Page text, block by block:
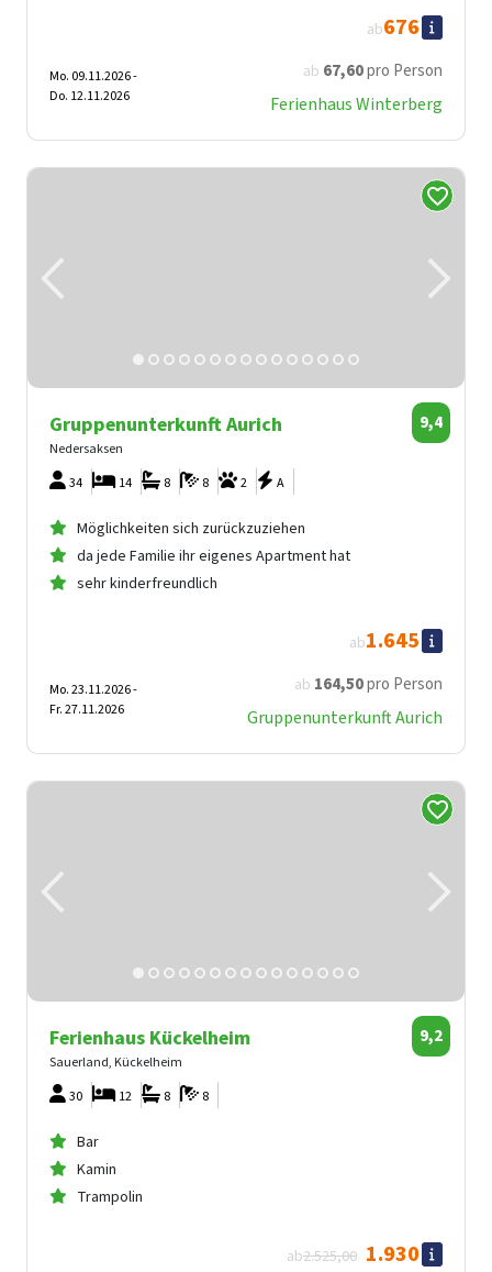
ab 67,60pro Person
ab676
Mo. 09.11.2026 -
Do. 12.11.2026
Ferienhaus Winterberg
Gruppenunterkunft Aurich
Nedersaksen
9,4
34 2
8 8 A
14
Möglichkeiten sich zurückzuziehen
da jede Familie ihr eigenes Apartment hat
sehr kinderfreundlich
ab 164,50pro Person
ab1.645
Mo. 23.11.2026 -
Fr. 27.11.2026
Gruppenunterkunft Aurich
Ferienhaus Kückelheim
Sauerland, Kückelheim
9,2
30 8 8
12
Bar
Kamin
Trampolin
ab2.525,00 1.930